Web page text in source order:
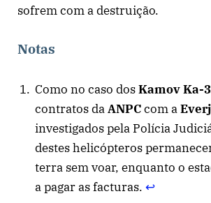
sofrem com a destruição.
Notas
Como no caso dosKamov Ka-
contratos daANPCcom a
investigados pela Polícia
destes helicópteros
terra sem voar, enquanto o
a pagar as facturas. ↩︎